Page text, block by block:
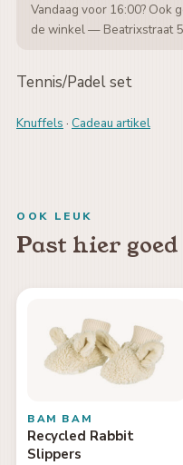
Vandaag voor 16:00? Ook
de winkel — Beatrixstraat
Tennis/Padel set
Knuffels · Cadeau artikel
OOK LEUK
Past hier
BAM BAM
Recycled Rabbit
Slippers